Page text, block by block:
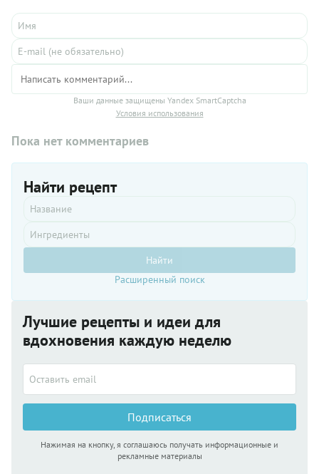
Ваши данные защищены Yandex SmartCaptcha
Условия использования
Пока нет комментариев
Найти рецепт
Найти
Расширенный поиск
Лучшие рецепты и идеи для
вдохновения каждую неделю
Подписаться
Нажимая на кнопку, я соглашаюсь получать информационные и
рекламные материалы